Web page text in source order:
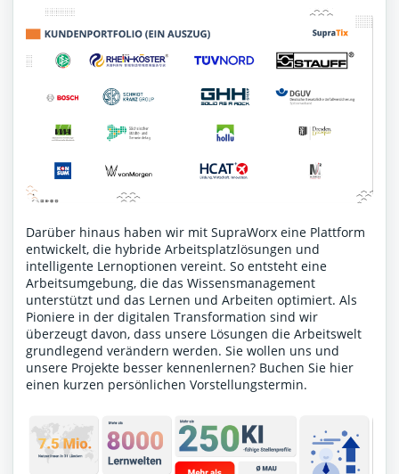
Darüber hinaus haben wir mit SupraWorx eine Plattform
entwickelt, die hybride Arbeitsplatzlösungen und
intelligente Lernoptionen vereint. So entsteht eine
Arbeitsumgebung, die das Wissensmanagement
unterstützt und das Lernen und Arbeiten optimiert. Als
Pioniere in der digitalen Transformation sind wir
überzeugt davon, dass unsere Lösungen die Arbeitswelt
grundlegend verändern werden. Sie wollen uns und
unsere Projekte besser kennenlernen? Buchen Sie hier
einen kurzen persönlichen Vorstellungstermin.